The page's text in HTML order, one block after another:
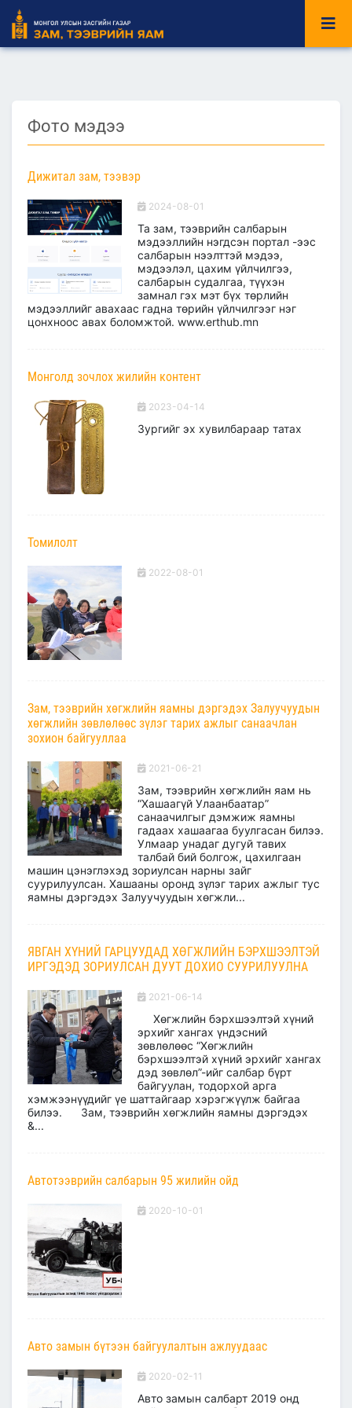
Фото мэдээ
Дижитал зам, тээвэр
2024-08-01
Та зам, тээврийн салбарын
мэдээллийн нэгдсэн портал -ээс
салбарын нээлттэй мэдээ,
мэдээлэл, цахим үйлчилгээ,
салбарын судалгаа, түүхэн
замнал гэх мэт бүх төрлийн
мэдээллийг авахаас гадна төрийн үйлчилгээг нэг
цонхноос авах боломжтой. www.erthub.mn
Монголд зочлох жилийн контент
2023-04-14
Зургийг эх хувилбараар татах
Томилолт
2022-08-01
Зам, тээврийн хөгжлийн яамны дэргэдэх Залуучуудын
хөгжлийн зөвлөлөөс зүлэг тарих ажлыг санаачлан
зохион байгууллаа
2021-06-21
Зам, тээврийн хөгжлийн яам нь
“Хашаагүй Улаанбаатар”
санаачилгыг дэмжиж яамны
гадаах хашаагаа буулгасан билээ.
Улмаар унадаг дугуй тавих
талбай бий болгож, цахилгаан
машин цэнэглэхэд зориулсан нарны зайг
суурилуулсан. Хашааны оронд зүлэг тарих ажлыг тус
яамны дэргэдэх Залуучуудын хөгжли...
ЯВГАН ХҮНИЙ ГАРЦУУДАД ХӨГЖЛИЙН БЭРХШЭЭЛТЭЙ
ИРГЭДЭД ЗОРИУЛСАН ДУУТ ДОХИО СУУРИЛУУЛНА
2021-06-14
Хөгжлийн бэрхшээлтэй хүний
эрхийг хангах үндэсний
зөвлөлөөс “Хөгжлийн
бэрхшээлтэй хүний эрхийг хангах
дэд зөвлөл”-ийг салбар бүрт
байгуулан, тодорхой арга
хэмжээнүүдийг үе шаттайгаар хэрэгжүүлж байгаа
билээ. Зам, тээврийн хөгжлийн яамны дэргэдэх
&...
Автотээврийн салбарын 95 жилийн ойд
2020-10-01
Авто замын бүтээн байгуулалтын ажлуудаас
2020-02-11
Авто замын салбарт 2019 онд